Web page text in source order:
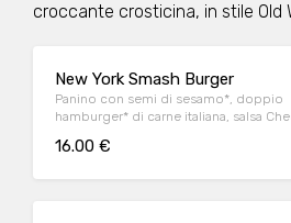
croccante crosticina, in stile Old
New York Smash Burger
Panino con semi di sesamo*, doppio
hamburger* di carne italiana, salsa
iceberg e cetriolini, accompagnato da
16.00 €